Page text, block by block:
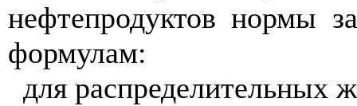
нефтепродуктов нормы
формулам:
для распределительных